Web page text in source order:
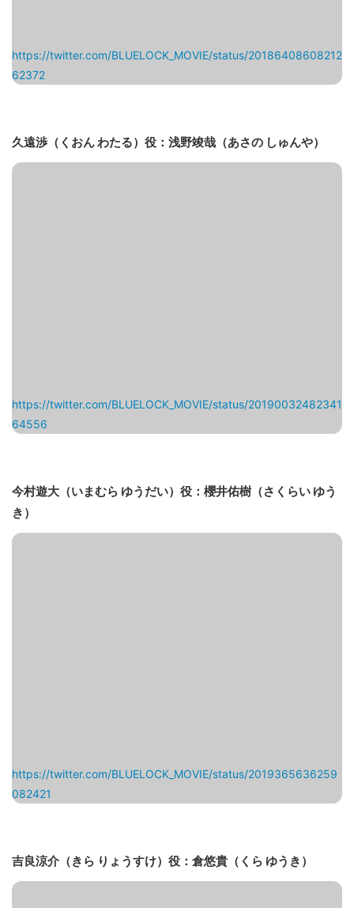
https://twitter.com/BLUELOCK_MOVIE/status/20186408608212
62372
久遠渉（くおん わたる）役：浅野竣哉（あさの しゅんや）
https://twitter.com/BLUELOCK_MOVIE/status/20190032482341
64556
今村遊大（いまむら ゆうだい）役：櫻井佑樹（さくらい ゆう
き）
https://twitter.com/BLUELOCK_MOVIE/status/2019365636259
082421
吉良涼介（きら りょうすけ）役：倉悠貴（くら ゆうき）